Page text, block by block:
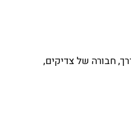
חבורה של צדיקים,